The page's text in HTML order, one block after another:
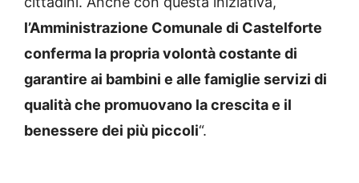
l’Amministrazione Comunale di Castelforte
conferma la propria volontà costante di
garantire ai bambini e alle famiglie servizi di
qualità che promuovano la crescita e il
benessere dei più piccoli“.